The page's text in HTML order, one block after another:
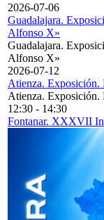
2026-07-06
Guadalajara.
Alfonso X»
Guadalajara.
Alfonso X»
2026-07-12
Atienza. Exposición.
Atienza. Exposición.
12:30 - 14:30
Fontanar. XXXVII